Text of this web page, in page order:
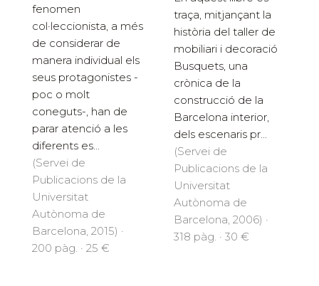
fenomen
col·leccionista, a més
de considerar de
manera individual els
seus protagonistes -
poc o molt
coneguts-, han de
parar atenció a les
diferents es...
(Servei de
Publicacions de la
Universitat
Autònoma de
Barcelona, 2015) ·
200 pàg. · 25 €
traça, mitjançant la
història del taller de
mobiliari i decoració
Busquets, una
crònica de la
construcció de la
Barcelona interior,
dels escenaris pr...
(Servei de
Publicacions de la
Universitat
Autònoma de
Barcelona, 2006) ·
318 pàg. · 30 €